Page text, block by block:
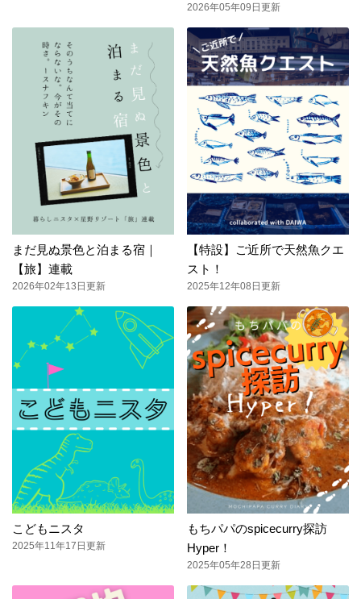
2026年05年09日更新
まだ見ぬ景色と泊まる宿｜
【旅】連載
2026年02年13日更新
【特設】ご近所で天然魚クエ
スト！
2025年12年08日更新
こどもニスタ
2025年11年17日更新
もちパパのspicecurry探訪
Hyper！
2025年05年28日更新